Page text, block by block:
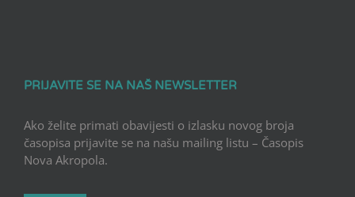
PRIJAVITE SE NA NAŠ NEWSLETTER
Ako želite primati obavijesti o izlasku novog broja
časopisa prijavite se na našu mailing listu – Časopis
Nova Akropola.